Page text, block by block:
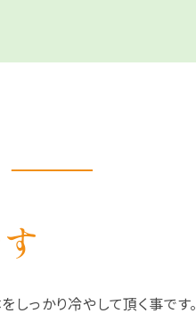
っかり冷やして頂く事です。